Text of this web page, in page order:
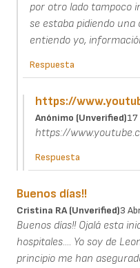
por otro lado tampoco
se estaba pidiendo
entiendo yo,
Respuesta
https://
Anónimo (unverified)17
https://
Respuesta
Buenos días!!
Cristina RA (unverified)3
Buenos días!! Ojalá esta
hospitales.... Yo soy de
principio me han